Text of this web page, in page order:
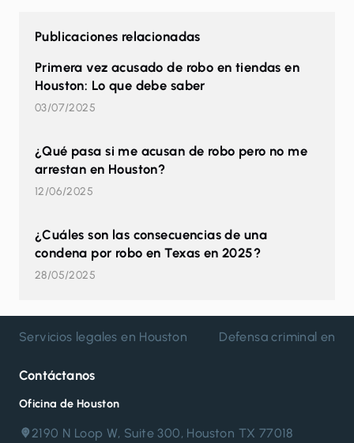
Publicaciones relacionadas
Primera vez acusado de robo en tiendas en
Houston: Lo que debe saber
03/07/2025
¿Qué pasa si me acusan de robo pero no me
arrestan en Houston?
12/06/2025
¿Cuáles son las consecuencias de una
condena por robo en Texas en 2025?
28/05/2025
Servicios legales en Houston Defensa criminal en
Contáctanos
Oficina de Houston
2190 N Loop W, Suite 300, Houston TX 77018